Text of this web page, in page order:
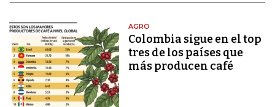
AGRO
Colombia sigue en el top
tres de los países que
más producen café